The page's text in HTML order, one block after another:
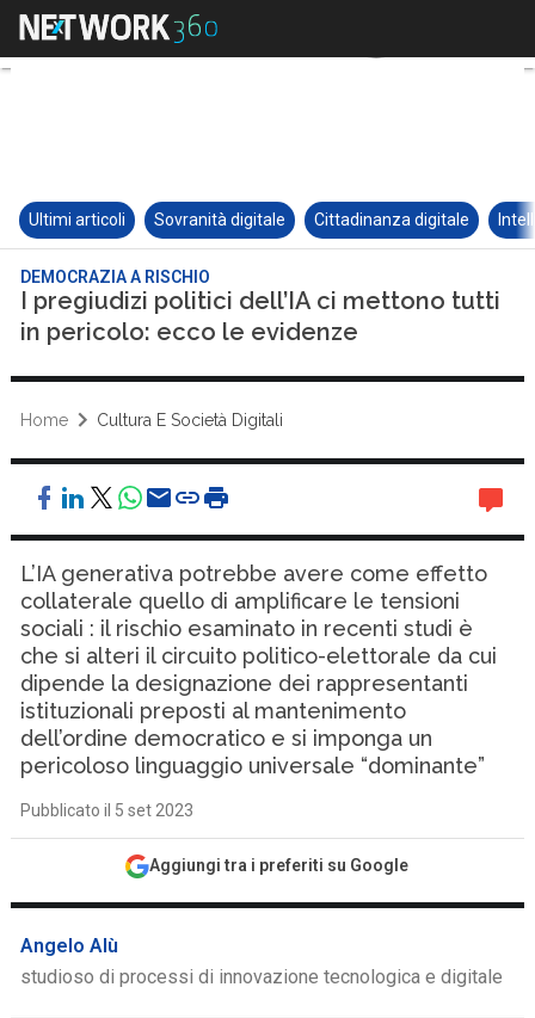
Ultimi articoli Sovranità digitale Cittadinanza digitale
DEMOCRAZIA A RISCHIO
I pregiudizi politici dell’IA ci mettono tutti
in pericolo: ecco le evidenze
Home Cultura E Società Digitali
L’IA generativa potrebbe avere come effetto
collaterale quello di amplificare le tensioni
sociali : il rischio esaminato in recenti studi è
che si alteri il circuito politico-elettorale da cui
dipende la designazione dei rappresentanti
istituzionali preposti al mantenimento
dell’ordine democratico e si imponga un
pericoloso linguaggio universale “dominante”
Pubblicato il 5 set 2023
Aggiungi tra i preferiti su Google
Angelo Alù
studioso di processi di innovazione tecnologica e digitale